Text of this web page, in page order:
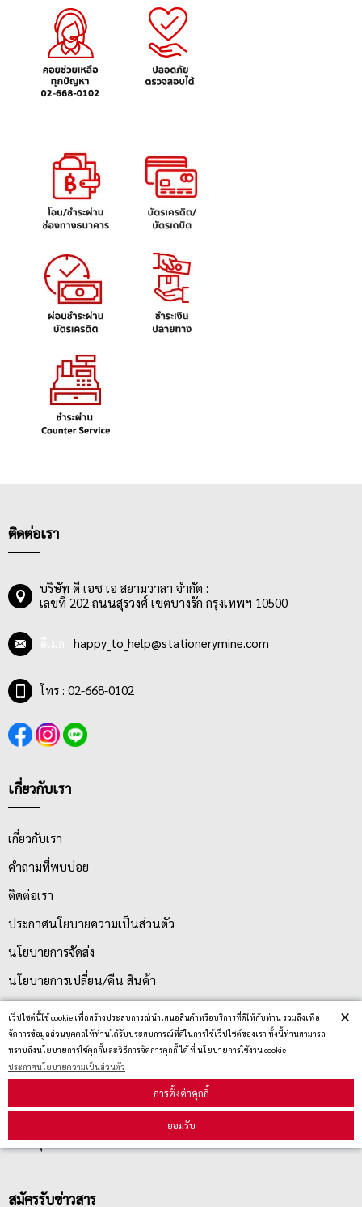
เว็ปไซต์นี้ใช้ cookie เพื่อสร้างประสบการณ์นำเสนอสินค้าหรือบริการที่ดีให้กับท่าน รวมถึงเพื่อ
จัดการข้อมูลส่วนบุคคลให้ท่านได้รับประสบการณ์ที่ดีในการใช้เว็ปไซต์ของเรา ทั้งนี้ท่านสามารถ
ทราบถึงนโยบายการใช้คุกกี้และวิธีการจัดการคุกกี้ ได้ ที่ นโยบายการใช้งาน cookie
ประกาศนโยบายความเป็นส่วนตัว
การตั้งค่าคุกกี้
ยอมรับ
×
ติดต่อเรา
บริษัท ดี เอช เอ สยามวาลา จำกัด :
เลขที่ 202 ถนนสุรวงศ์ เขตบางรัก กรุงเทพฯ 10500
happy_to_help@stationerymine.com
โทร : 02-668-0102
เกี่ยวกับเรา
เกี่ยวกับเรา
คำถามที่พบบ่อย
ติดต่อเรา
ประกาศนโยบายความเป็นส่วนตัว
นโยบายการจัดส่ง
นโยบายการเปลี่ยน/คืน สินค้า
บริการลูกค้า
คู่มือนักช้อป
วิธีลบคุกกี้
สมัครรับข่าวสาร